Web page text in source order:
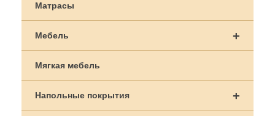
Матрасы
+
Мебель
Мягкая мебель
+
Напольные покрытия